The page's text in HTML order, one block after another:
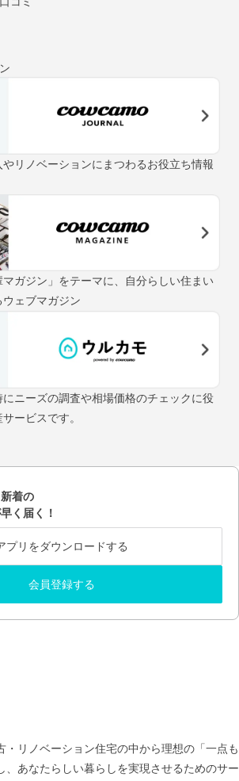
リノベーションにまつわるお役立ち情報
マガジン」をテーマに、自分らしい住まい
ェブマガジン
ニーズの調査や相場価格のチェックに役
ービスです。
着の
く届く！
プリをダウンロードする
会員登録する
・リノベーション住宅の中から理想の「一点も
あなたらしい暮らしを実現させるためのサー